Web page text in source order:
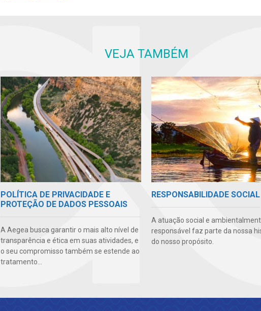
VEJA TAMBÉM
POLÍTICA DE PRIVACIDADE E
PROTEÇÃO DE DADOS PESSOAIS
A Aegea busca garantir o mais alto nível de
transparência e ética em suas atividades, e
o seu compromisso também se estende ao
tratamento...
RESPONSABILIDADE SOCIAL
A atuação social e
responsável faz parte da nossa
do nosso propósito.